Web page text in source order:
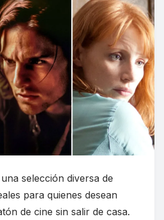
selección diversa de
para quienes desean
de cine sin salir de casa.